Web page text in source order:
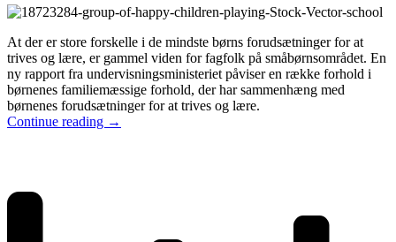
At der er store forskelle i de mindste børns forudsætninger for at
trives og lære, er gammel viden for fagfolk på småbørnsområdet. En
ny rapport fra undervisningsministeriet påviser en række forhold i
børnenes familiemæssige forhold, der har sammenhæng med
børnenes forudsætninger for at trives og lære.
Continue reading →